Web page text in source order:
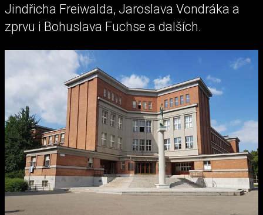
Jindřicha Freiwalda, Jaroslava Vondráka a
zprvu i Bohuslava Fuchse a dalších.